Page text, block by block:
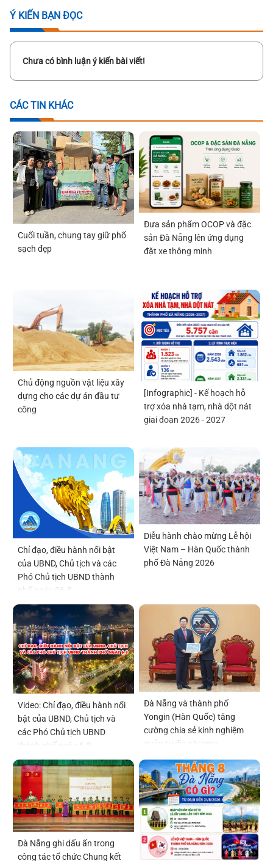
Ý KIẾN BẠN ĐỌC
Chưa có bình luận ý kiến bài viết!
CÁC TIN KHÁC
Cuối tuần, chung tay giữ phố
sạch đẹp
Đưa sản phẩm OCOP và đặc
sản Đà Nẵng lên ứng dụng
đặt xe thông minh
Chủ động nguồn vật liệu xây
dựng cho các dự án đầu tư
công
[Infographic] - Kế hoạch hỗ
trợ xóa nhà tạm, nhà dột nát
giai đoạn 2026 - 2027
Chỉ đạo, điều hành nổi bật
của UBND, Chủ tịch và các
Phó Chủ tịch UBND thành
phố ngày 06-8
Diễu hành chào mừng Lễ hội
Việt Nam – Hàn Quốc thành
phố Đà Nẵng 2026
Video: Chỉ đạo, điều hành nổi
bật của UBND, Chủ tịch và
các Phó Chủ tịch UBND
thành phố ngày 6-8
Đà Nẵng và thành phố
Yongin (Hàn Quốc) tăng
cường chia sẻ kinh nghiệm
quản trị địa phương
Đà Nẵng ghi dấu ấn trong
công tác tổ chức Chung kết